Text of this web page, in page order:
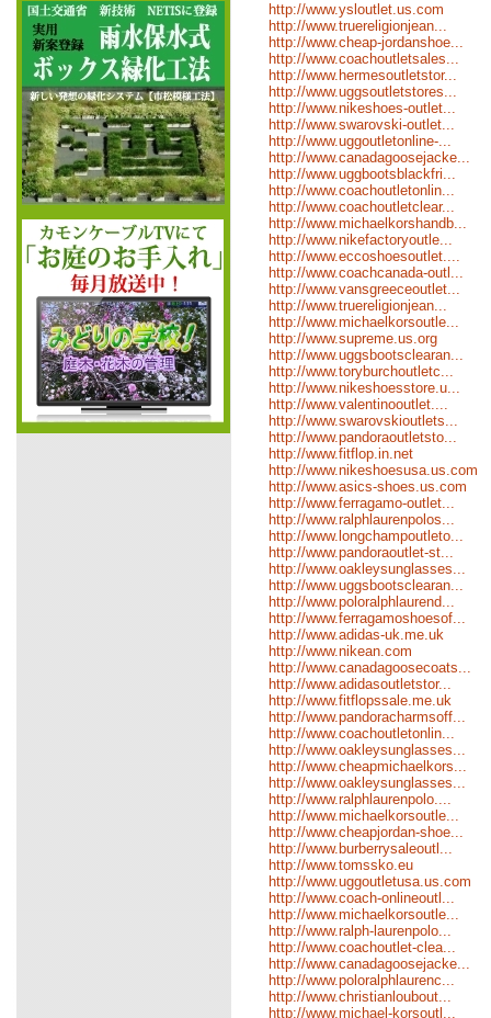
http://www.ysloutlet.us.com
http://www.truereligionjean...
http://www.cheap-jordanshoe...
http://www.coachoutletsales...
http://www.hermesoutletstor...
http://www.uggsoutletstores...
http://www.nikeshoes-outlet...
http://www.swarovski-outlet...
http://www.uggoutletonline-...
http://www.canadagoosejacke...
http://www.uggbootsblackfri...
http://www.coachoutletonlin...
http://www.coachoutletclear...
http://www.michaelkorshandb...
http://www.nikefactoryoutle...
http://www.eccoshoesoutlet....
http://www.coachcanada-outl...
http://www.vansgreeceoutlet...
http://www.truereligionjean...
http://www.michaelkorsoutle...
http://www.supreme.us.org
http://www.uggsbootsclearan...
http://www.toryburchoutletc...
http://www.nikeshoesstore.u...
http://www.valentinooutlet....
http://www.swarovskioutlets...
http://www.pandoraoutletsto...
http://www.fitflop.in.net
http://www.nikeshoesusa.us.com
http://www.asics-shoes.us.com
http://www.ferragamo-outlet...
http://www.ralphlaurenpolos...
http://www.longchampoutleto...
http://www.pandoraoutlet-st...
http://www.oakleysunglasses...
http://www.uggsbootsclearan...
http://www.poloralphlaurend...
http://www.ferragamoshoesof...
http://www.adidas-uk.me.uk
http://www.nikean.com
http://www.canadagoosecoats...
http://www.adidasoutletstor...
http://www.fitflopssale.me.uk
http://www.pandoracharmsoff...
http://www.coachoutletonlin...
http://www.oakleysunglasses...
http://www.cheapmichaelkors...
http://www.oakleysunglasses...
http://www.ralphlaurenpolo....
http://www.michaelkorsoutle...
http://www.cheapjordan-shoe...
http://www.burberrysaleoutl...
http://www.tomssko.eu
http://www.uggoutletusa.us.com
http://www.coach-onlineoutl...
http://www.michaelkorsoutle...
http://www.ralph-laurenpolo...
http://www.coachoutlet-clea...
http://www.canadagoosejacke...
http://www.poloralphlaurenc...
http://www.christianloubout...
http://www.michael-korsoutl...